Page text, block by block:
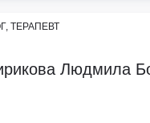
ТЕРАПЕВТ
Людмила